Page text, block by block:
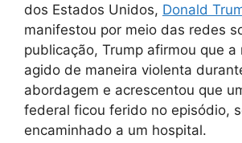
dos Estados Unidos, Donald
manifestou por meio das redes
publicação, Trump afirmou que a
agido de maneira violenta
abordagem e acrescentou que
federal ficou ferido no episódio,
encaminhado a um hospital.